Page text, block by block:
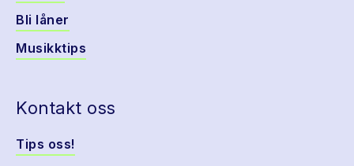
Bli låner
Musikktips
Kontakt oss
Tips oss!